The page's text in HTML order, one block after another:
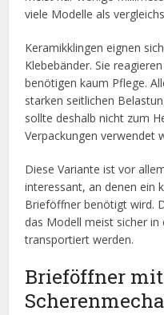
viele Modelle als
Keramikklingen eignen
Klebebänder. Sie
benötigen kaum Pflege.
starken seitlichen
sollte deshalb nicht zum
Verpackungen verwendet
Diese Variante ist vor
interessant, an denen ein
Brieföffner benötigt wird.
das Modell meist sicher in
transportiert werden.
Brieföffner mit